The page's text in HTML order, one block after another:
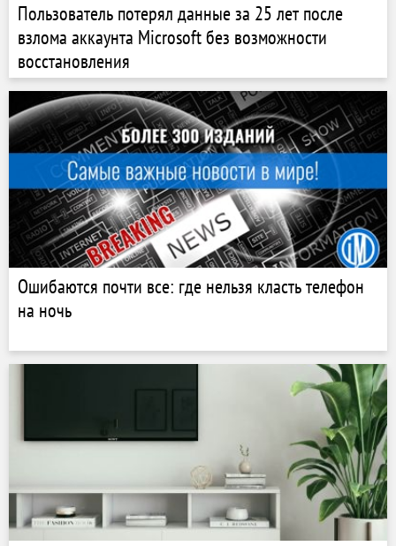
Пользователь потерял данные за 25 лет после
взлома аккаунта Microsoft без возможности
восстановления
Ошибаются почти все: где нельзя класть телефон
на ночь